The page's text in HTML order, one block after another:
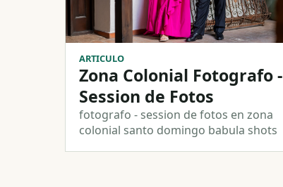
ARTICULO
Zona Colonial Fotografo -
Session de Fotos
fotografo - session de fotos en zona
colonial santo domingo babula shots